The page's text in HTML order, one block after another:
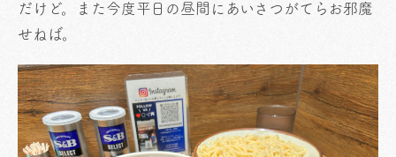
だけど。また今度平日の昼間にあいさつがてらお邪魔
せねば。